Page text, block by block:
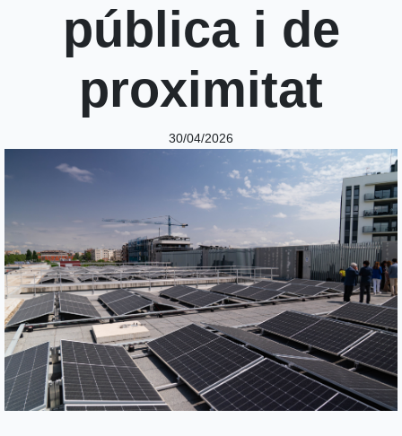
pública i de
proximitat
30/04/2026